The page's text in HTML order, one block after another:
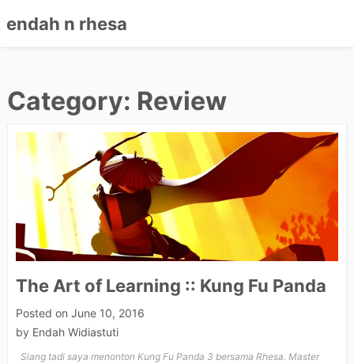
content
endah n rhesa
Category: Review
The Art of Learning :: Kung Fu Panda
Posted on June 10, 2016
by Endah Widiastuti
Siang tadi saya menonton Kung Fu Panda 3 bersama Rhesa. Master